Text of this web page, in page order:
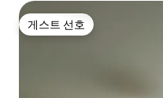
게스트 선호
게스트 선호